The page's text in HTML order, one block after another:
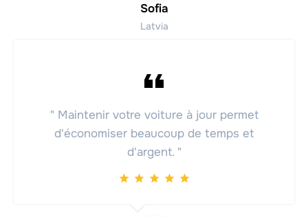
Sofia
Latvia
" Maintenir votre voiture à jour permet
d'économiser beaucoup de temps et
d'argent. "